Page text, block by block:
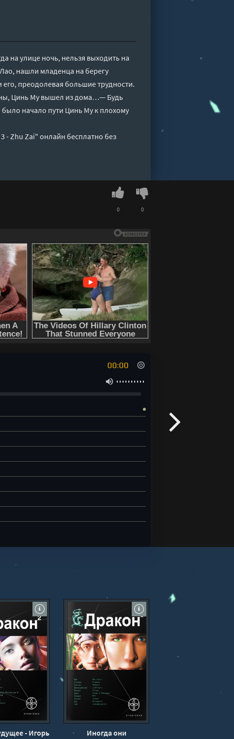
на улице ночь, нельзя выходить на
нашли младенца на берегу
преодолевая большие трудности.
Цинь Му вышел из дома…— Будь
начало пути Цинь Му к плохому
- Zhu Zai" онлайн бесплатно без
0 0
00:00
- Игорь
Иногда они